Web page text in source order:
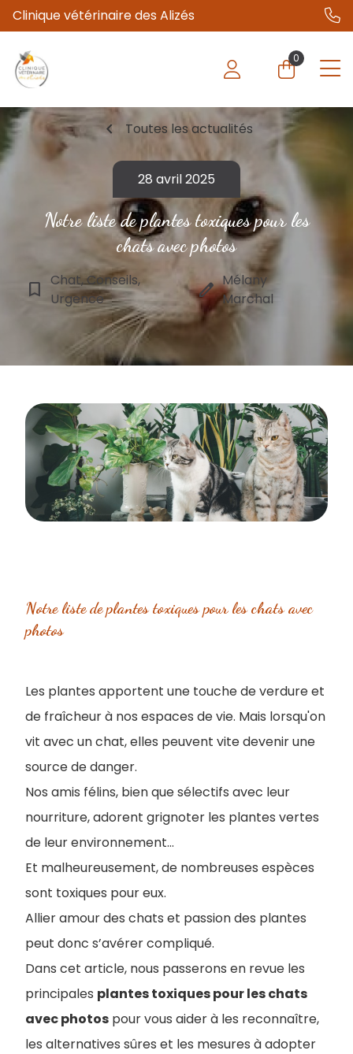
Clinique vétérinaire des Alizés
0
chevron_left Toutes les actualités
28 avril 2025
Notre liste de ​plantes toxiques pour les
chats avec photos
bookmark_border Chat, Conseils,
Urgence
edit Mélany
Marchal
Notre liste de ​plantes toxiques pour les chats avec
photos
Les plantes apportent une touche de verdure et
de fraîcheur à nos espaces de vie. Mais lorsqu'on
vit avec un chat, elles peuvent vite devenir une
source de danger.
Nos amis félins, bien que sélectifs avec leur
nourriture, adorent grignoter les plantes vertes
de leur environnement…
Et malheureusement, de nombreuses espèces
sont toxiques pour eux.
Allier amour des chats et passion des plantes
peut donc s’avérer compliqué.
Dans cet article, nous passerons en revue les
principales plantes toxiques pour les chats
avec photos pour vous aider à les reconnaître,
les alternatives sûres et les mesures à adopter